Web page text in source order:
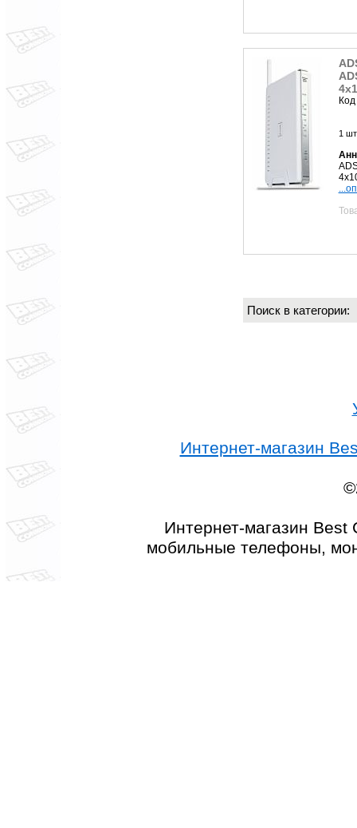
1
Поиск в
Интернет-магазин
Интернет-магазин Best
мобильные телефоны,